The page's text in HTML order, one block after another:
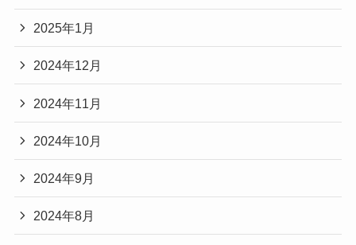
2025年1月
2024年12月
2024年11月
2024年10月
2024年9月
2024年8月